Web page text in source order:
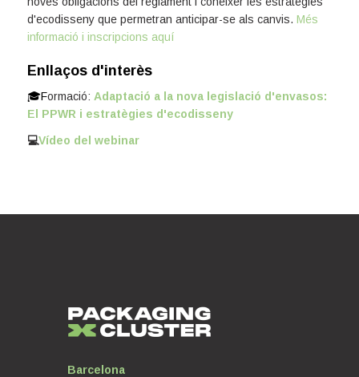
d'ecodisseny que permetran anticipar-se als canvis.Més
informació i inscripcions aquí
Enllaços d'interès
🎓Formació: Adaptació a la nova legislació d'envasos:
El PPWR i estratègies d'ecodisseny
💻Vídeo del webinar
Barcelona